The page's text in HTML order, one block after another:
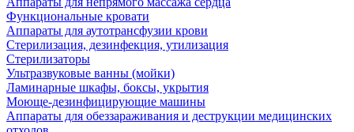
Функциональные кровати
Аппараты для аутотрансфузии крови
Стерилизация, дезинфекция, утилизация
Стерилизаторы
Ультразвуковые ванны (мойки)
Ламинарные шкафы, боксы, укрытия
Моюще-дезинфицирующие машины
Аппараты для обеззараживания и деструкции медицинских